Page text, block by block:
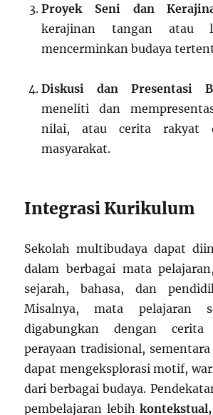
Proyek Seni dan
kerajinan tangan atau
mencerminkan budaya
Diskusi dan Presentasi
meneliti dan
nilai, atau cerita rakyat
masyarakat.
Integrasi Kurikulum
Sekolah multibudaya dapat
dalam berbagai mata
sejarah, bahasa, dan
Misalnya, mata pelajaran
digabungkan dengan
perayaan tradisional,
dapat mengeksplorasi motif,
dari berbagai budaya.
pembelajaran lebih